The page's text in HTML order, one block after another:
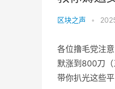
区块之声 •
各位撸毛党注
默涨到800刀
带你扒光这些